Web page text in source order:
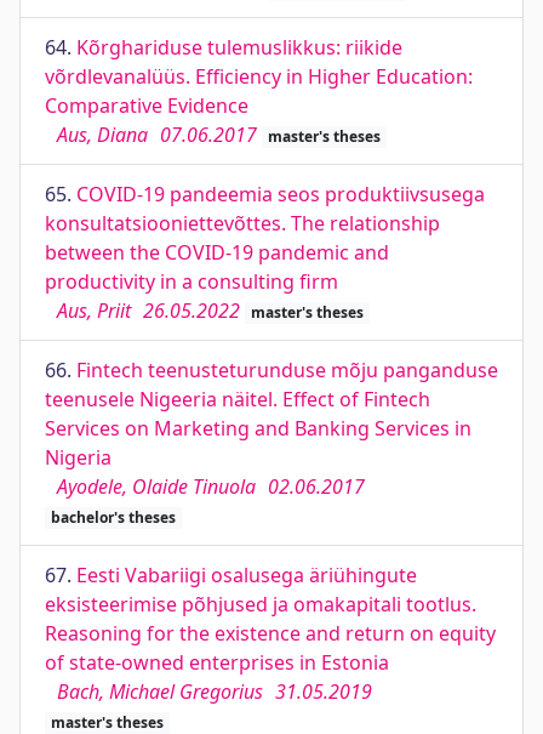
64. Kõrghariduse tulemuslikkus: riikide
võrdlevanalüüs. Efficiency in Higher Education:
Comparative Evidence
Aus, Diana 07.06.2017 master's theses
65. COVID-19 pandeemia seos produktiivsusega
konsultatsiooniettevõttes. The relationship
between the COVID-19 pandemic and
productivity in a consulting firm
Aus, Priit 26.05.2022 master's theses
66. Fintech teenusteturunduse mõju panganduse
teenusele Nigeeria näitel. Effect of Fintech
Services on Marketing and Banking Services in
Nigeria
Ayodele, Olaide Tinuola 02.06.2017
bachelor's theses
67. Eesti Vabariigi osalusega äriühingute
eksisteerimise põhjused ja omakapitali tootlus.
Reasoning for the existence and return on equity
of state-owned enterprises in Estonia
Bach, Michael Gregorius 31.05.2019
master's theses